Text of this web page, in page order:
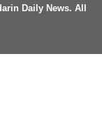
Daily News. All